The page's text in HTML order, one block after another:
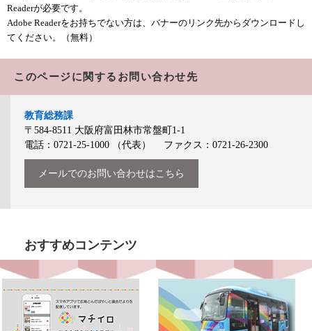
Readerが必要です。
Adobe Readerをお持ちでない方は、バナーのリンク先からダウンロードし
てください。（無料）
このページに関するお問い合わせ先
教育総務課
〒584-8511 大阪府富田林市常盤町1-1
電話：0721-25-1000
（代表） ファクス：0721-26-2300
メールでのお問い合わせはこちら
おすすめコンテンツ